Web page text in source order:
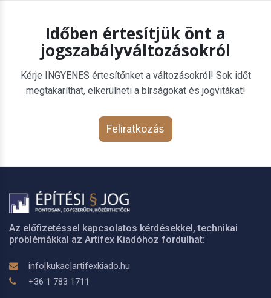
Időben értesítjük önt a
jogszabályváltozásokról
Kérje INGYENES értesítőnket a változásokról! Sok időt
megtakaríthat, elkerülheti a bírságokat és jogvitákat!
Feliratkozás
Az előfizetéssel kapcsolatos kérdésekkel, technikai
problémákkal az Artifex Kiadóhoz fordulhat:
info[kukac]artifexkiado.hu
+36 1 783 1711